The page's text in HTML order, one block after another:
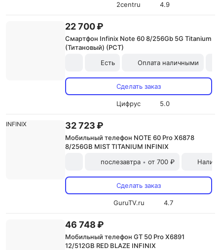
2centru 4.9
22 700 ₽
Смартфон Infinix Note 60 8/256Gb 5G Titanium
(Титановый) (РСТ)
Есть
Оплата наличными
Сделать заказ
Цифрус 5.0
32 723 ₽
Мобильный телефон NOTE 60 Pro X6878
8/256GB MIST TITANIUM INFINIX
послезавтра • от 700 ₽
Сделать заказ
GuruTV.ru 4.7
46 748 ₽
Мобильный телефон GT 50 Pro X6891
12/512GB RED BLAZE INFINIX